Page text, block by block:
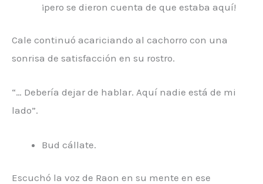
¡pero se dieron cuenta de que estaba aquí!
Cale continuó acariciando al cachorro con una
sonrisa de satisfacción en su rostro.
“… Debería dejar de hablar. Aquí nadie está de mi
lado”.
Bud cállate.
Escuchó la voz de Raon en su mente en ese